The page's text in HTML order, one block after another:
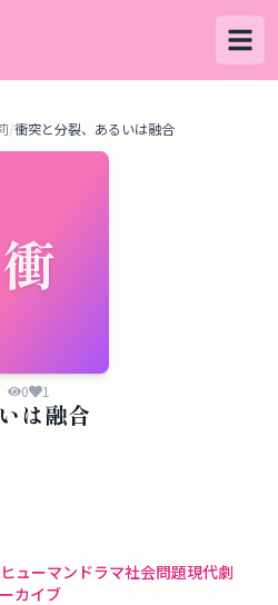
/衝突と分裂、あるいは融合
衝
0 1
は融合
ヒューマンドラマ社会問題現代劇
カイブ